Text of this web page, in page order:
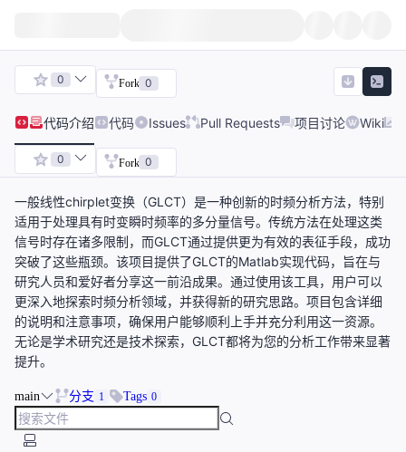
0 Fork 0
代码介绍 代码 Issues Pull Requests 项目讨论 Wiki
0 Fork 0
一般线性chirplet变换（GLCT）是一种创新的时频分析方法，特别
适用于处理具有时变瞬时频率的多分量信号。传统方法在处理这类
信号时存在诸多限制，而GLCT通过提供更为有效的表征手段，成功
突破了这些瓶颈。该项目提供了GLCT的Matlab实现代码，旨在与
研究人员和爱好者分享这一前沿成果。通过使用该工具，用户可以
更深入地探索时频分析领域，并获得新的研究思路。项目包含详细
的说明和注意事项，确保用户能够顺利上手并充分利用这一资源。
无论是学术研究还是技术探索，GLCT都将为您的分析工作带来显著
提升。
main 分支 1 Tags 0